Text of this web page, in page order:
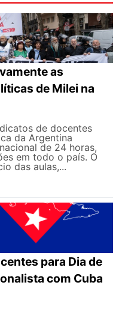
as
de Milei na
de docentes
da Argentina
de 24 horas,
em todo o país. O
das aulas,...
para Dia de
com Cuba